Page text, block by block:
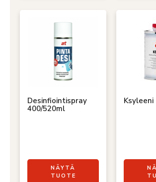
Desinfiointispray
400/520ml
NÄYTÄ
TUOTE
Ksyleeni